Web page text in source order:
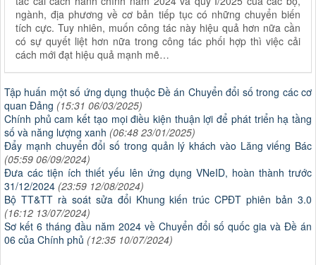
ngành, địa phương về cơ bản tiếp tục có những chuyển biến
tích cực. Tuy nhiên, muốn công tác này hiệu quả hơn nữa cần
có sự quyết liệt hơn nữa trong công tác phối hợp thì việc cải
cách mới đạt hiệu quả mạnh mẽ…
Tập huấn một số ứng dụng thuộc Đề án Chuyển đổi số trong các cơ
quan Đảng (15:31 06/03/2025)
Chính phủ cam kết tạo mọi điều kiện thuận lợi để phát triển hạ tầng
số và năng lượng xanh (06:48 23/01/2025)
Đẩy mạnh chuyển đổi số trong quản lý khách vào Lăng viếng Bác
(05:59 06/09/2024)
Đưa các tiện ích thiết yếu lên ứng dụng VNeID, hoàn thành trước
31/12/2024 (23:59 12/08/2024)
Bộ TT&TT rà soát sửa đổi Khung kiến trúc CPĐT phiên bản 3.0
(16:12 13/07/2024)
Sơ kết 6 tháng đầu năm 2024 về Chuyển đổi số quốc gia và Đề án
06 của Chính phủ (12:35 10/07/2024)